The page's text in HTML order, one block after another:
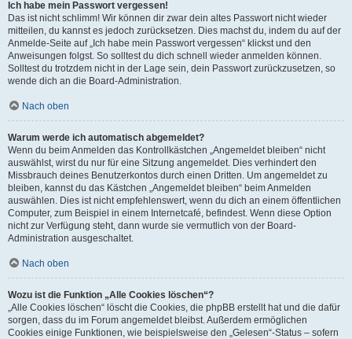
Ich habe mein Passwort vergessen!
Das ist nicht schlimm! Wir können dir zwar dein altes Passwort nicht wieder
mitteilen, du kannst es jedoch zurücksetzen. Dies machst du, indem du auf der
Anmelde-Seite auf „Ich habe mein Passwort vergessen“ klickst und den
Anweisungen folgst. So solltest du dich schnell wieder anmelden können.
Solltest du trotzdem nicht in der Lage sein, dein Passwort zurückzusetzen, so
wende dich an die Board-Administration.
Nach oben
Warum werde ich automatisch abgemeldet?
Wenn du beim Anmelden das Kontrollkästchen „Angemeldet bleiben“ nicht
auswählst, wirst du nur für eine Sitzung angemeldet. Dies verhindert den
Missbrauch deines Benutzerkontos durch einen Dritten. Um angemeldet zu
bleiben, kannst du das Kästchen „Angemeldet bleiben“ beim Anmelden
auswählen. Dies ist nicht empfehlenswert, wenn du dich an einem öffentlichen
Computer, zum Beispiel in einem Internetcafé, befindest. Wenn diese Option
nicht zur Verfügung steht, dann wurde sie vermutlich von der Board-
Administration ausgeschaltet.
Nach oben
Wozu ist die Funktion „Alle Cookies löschen“?
„Alle Cookies löschen“ löscht die Cookies, die phpBB erstellt hat und die dafür
sorgen, dass du im Forum angemeldet bleibst. Außerdem ermöglichen
Cookies einige Funktionen, wie beispielsweise den „Gelesen“-Status – sofern